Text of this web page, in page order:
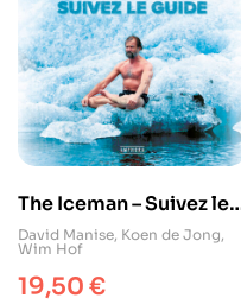
The Iceman – Suivez le
guide !
David Manise, Koen de Jong,
Wim Hof
19,50 €